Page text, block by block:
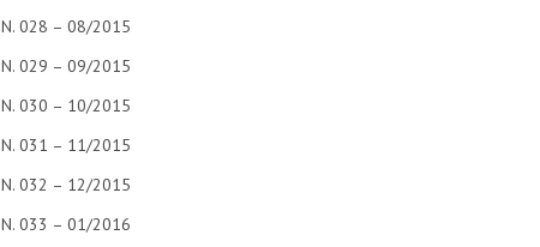
N. 028 – 08/2015
N. 029 – 09/2015
N. 030 – 10/2015
N. 031 – 11/2015
N. 032 – 12/2015
N. 033 – 01/2016